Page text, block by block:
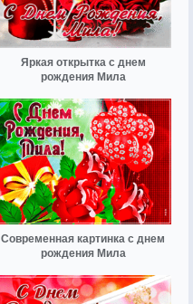
Яркая открытка с днем
рождения Мила
Современная картинка с днем
рождения Мила